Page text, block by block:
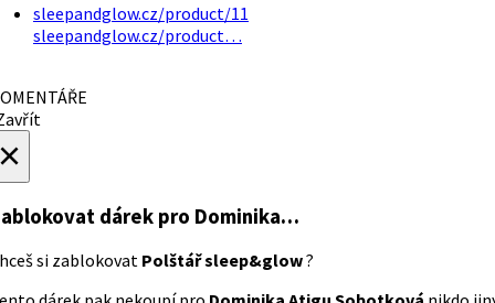
sleepandglow.cz/product/11
sleepandglow.cz/product…
dárek pro Dominika…
si zablokovat Polštář sleep&glow?